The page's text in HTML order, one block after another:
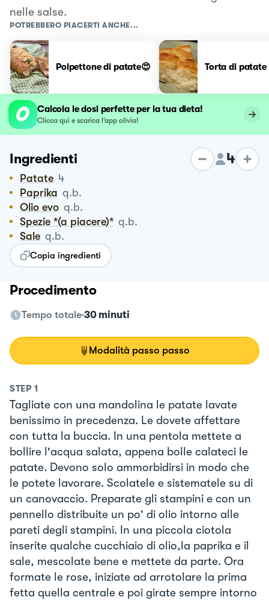
nelle salse.
POTREBBERO PIACERTI ANCHE...
Polpettone di patate😍 Torta di patate
Calcola le dosi perfette per la tua dieta!
Clicca qui e scarica l’app olivia!
Ingredienti 4
Patate 4
Paprika q.b.
Olio evo q.b.
Spezie *(a piacere)* q.b.
Sale q.b.
Copia ingredienti
Procedimento
Tempo totale 30 minuti
Modalità passo passo
STEP 1
Tagliate con una mandolina le patate lavate
benissimo in precedenza. Le dovete affettare
con tutta la buccia. In una pentola mettete a
bollire l'acqua salata, appena bolle calateci le
patate. Devono solo ammorbidirsi in modo che
le potete lavorare. Scolatele e sistematele su di
un canovaccio. Preparate gli stampini e con un
pennello distribuite un po' di olio intorno alle
pareti degli stampini. In una piccola ciotola
inserite qualche cucchiaio di olio,la paprika e il
sale, mescolate bene e mettete da parte. Ora
formate le rose, iniziate ad arrotolare la prima
fetta quella centrale e poi girate sempre intorno